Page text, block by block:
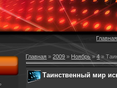
Главная
Главная »2009 » Ноябрь » 4»
Таинственный мир